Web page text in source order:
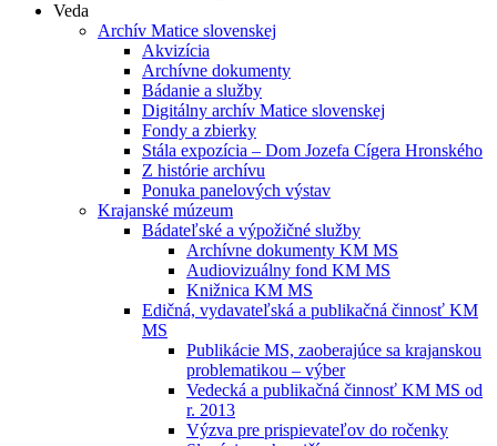
Veda
Archív Matice slovenskej
Akvizícia
Archívne dokumenty
Bádanie a služby
Digitálny archív Matice slovenskej
Fondy a zbierky
Stála expozícia – Dom Jozefa Cígera Hronského
Z histórie archívu
Ponuka panelových výstav
Krajanské múzeum
Bádateľské a výpožičné služby
Archívne dokumenty KM MS
Audiovizuálny fond KM MS
Knižnica KM MS
Edičná, vydavateľská a publikačná činnosť KM
MS
Publikácie MS, zaoberajúce sa krajanskou
problematikou – výber
Vedecká a publikačná činnosť KM MS od
r. 2013
Výzva pre prispievateľov do ročenky